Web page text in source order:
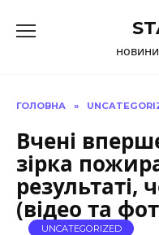
до
ГОЛОВНА »
Вчені
зірка
результаті,
(відео та
UNCATEGORIZED